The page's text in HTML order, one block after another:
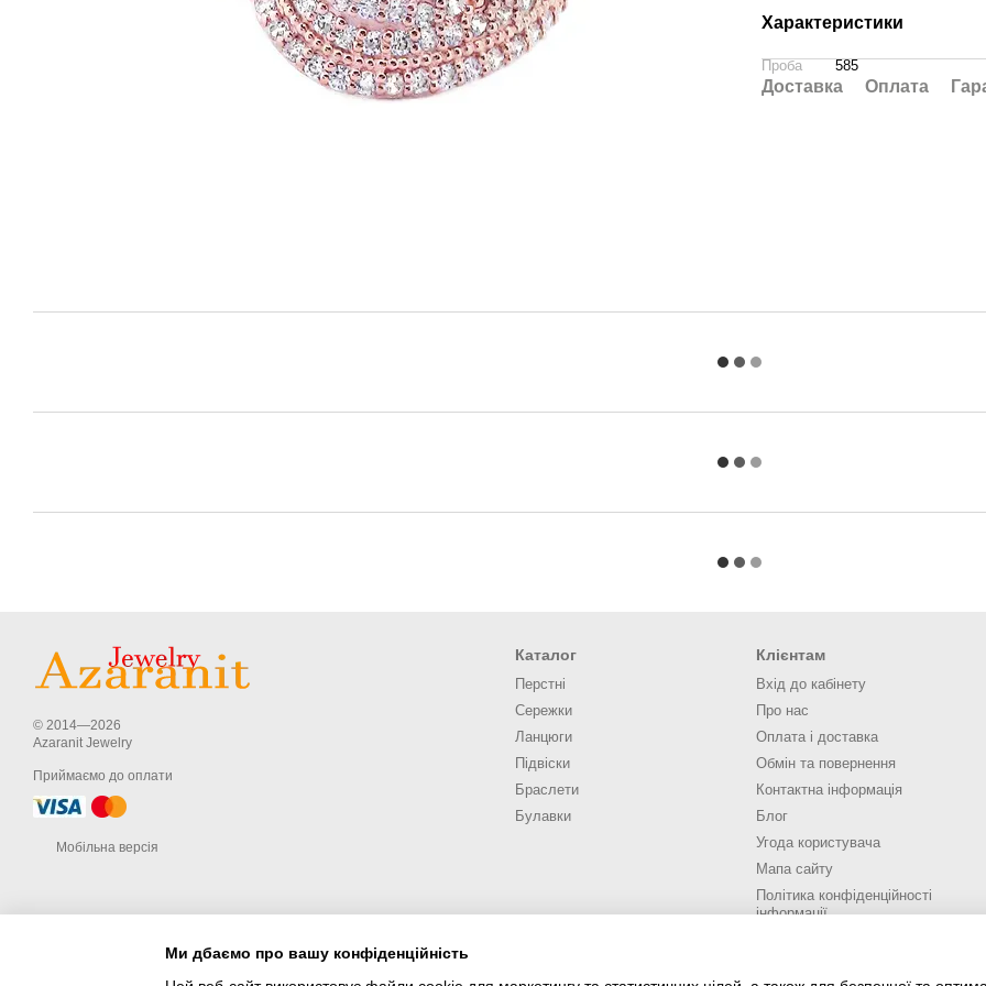
Характеристики
Проба 585
Доставка Оплата
© 2014—2026
Azaranit Jewelry
Приймаємо до оплати
Мобільна версія
Каталог
Перстні
Сережки
Ланцюги
Підвіски
Браслети
Булавки
Клієнтам
Вхід до кабінету
Про нас
Оплата і доставка
Обмін та повернення
Контактна інформація
Блог
Угода користувача
Мапа сайту
Політика конфіденційності
інформації
Ми дбаємо про вашу конфіденційність